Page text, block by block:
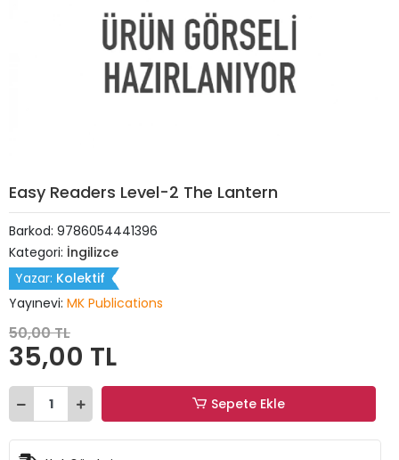
Easy Readers Level-2 The Lantern
Barkod: 9786054441396
Kategori: İngilizce
Yazar: Kolektif
Yayınevi: MK Publications
50,00 TL
35,00 TL
Sepete Ekle